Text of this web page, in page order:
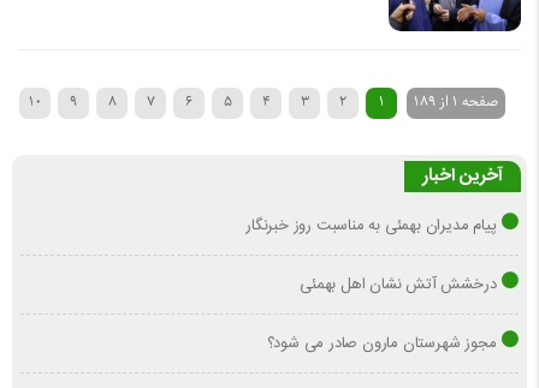
صفحه 1 از 189 1
2
3
4
5
6
7
8
9
10
آخرین اخبار
پیام مدیران بهمئی به مناسبت روز خبرنگار
درخشش آتش نشان اهل بهمئی
مجوز شهرستان مارون صادر می شود؟